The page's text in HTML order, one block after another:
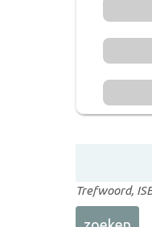
Trefwoord,